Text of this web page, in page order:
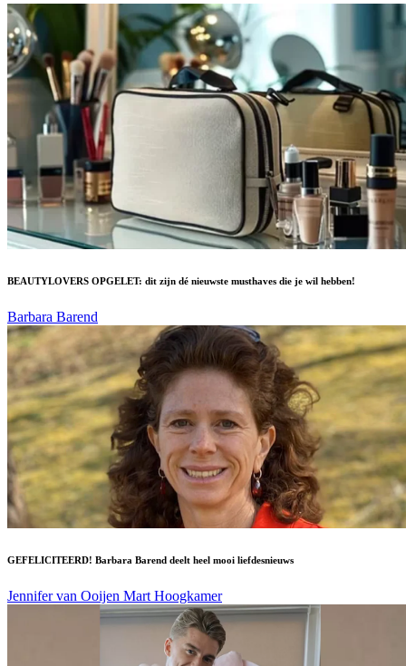
BEAUTYLOVERS OPGELET: dit zijn dé nieuwste musthaves die je wil hebben!
Barbara Barend
GEFELICITEERD! Barbara Barend deelt heel mooi liefdesnieuws
Jennifer van Ooijen Mart Hoogkamer